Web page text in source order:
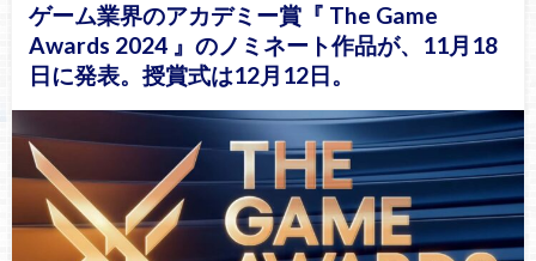
ゲーム業界のアカデミー賞『 The Game
Awards 2024 』のノミネート作品が、11月18
日に発表。授賞式は12月12日。